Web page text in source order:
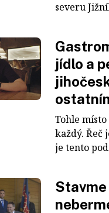
severu
jídlo a
Tohle
každý. Řeč
je tento
Stavme